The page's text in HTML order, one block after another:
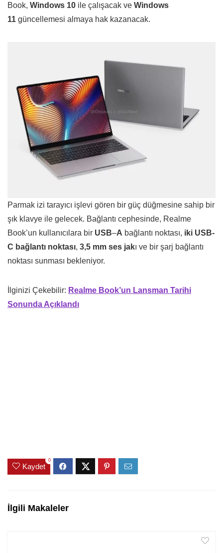
Book, Windows 10 ile çalışacak ve Windows
11 güncellemesi almaya hak kazanacak.
Parmak izi tarayıcı işlevi gören bir güç düğmesine sahip bir
şık klavye ile gelecek. Bağlantı cephesinde, Realme
Book’un kullanıcılara bir USB–A bağlantı noktası, iki USB-
C bağlantı noktası, 3,5 mm ses jakı ve bir şarj bağlantı
noktası sunması bekleniyor.
İlginizi Çekebilir: Realme Book’un Lansman Tarihi
Sonunda Açıklandı
Kaydet
0
İlgili Makaleler